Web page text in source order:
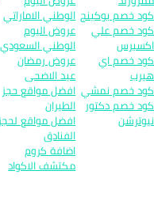
خصم بوكينج
خصم علي
خصم اي
خصم نمشي
خصم دكتور
الوطني الاماراتي
عروض اليوم
الوطني السعودي
عروض رمضان
عيد الاضحى
افضل مواقع حجز
الطيران
افضل مواقع لحجز
الفنادق
اضافة كروم
مكتشف الاكواد